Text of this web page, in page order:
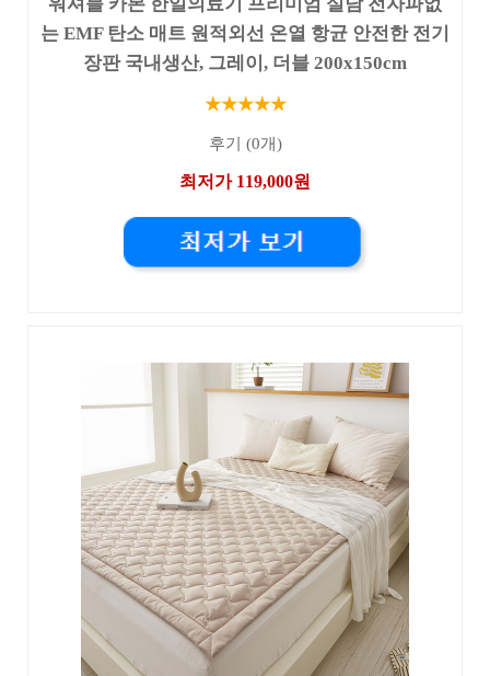
는 EMF 탄소 매트 원적외선 온열 항균 안전한 전기
장판 국내생산, 그레이, 더블 200x150cm
★★★★★
후기 (0개)
최저가 119,000원